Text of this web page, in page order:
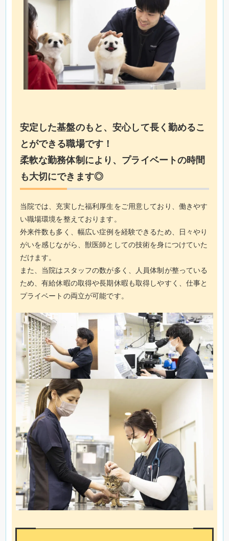
安定した基盤のもと、安心して長く勤めるこ
とができる職場です！
柔軟な勤務体制により、プライベートの時間
も大切にできます◎
当院では、充実した福利厚生をご用意しており、働きやす
い職場環境を整えております。
外来件数も多く、幅広い症例を経験できるため、日々やり
がいを感じながら、獣医師としての技術を身につけていた
だけます。
また、当院はスタッフの数が多く、人員体制が整っている
ため、有給休暇の取得や長期休暇も取得しやすく、仕事と
プライベートの両立が可能です。